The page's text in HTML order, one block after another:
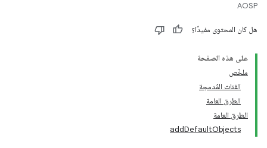
AOSP
هل كان المحتوى مفيدًا؟
على هذه الصفحة
ملخّص
الفئات المُدمجة
الطرق العامة
الطرق العامة
addDefaultObjects